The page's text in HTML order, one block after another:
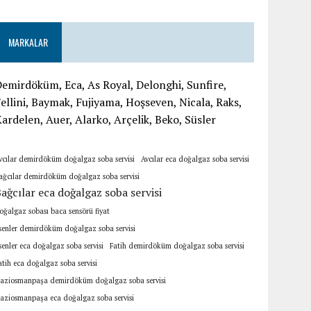
MARKALAR
Eca, As Royal, Delonghi, Sunfire,
Baymak, Fujiyama, Hoşseven, Nicala, Raks,
Auer, Alarko, Arçelik, Beko, Süsler
demirdöküm doğalgaz soba servisi
Avcılar eca doğalgaz soba servisi
demirdöküm doğalgaz soba servisi
eca doğalgaz soba servisi
sobası baca sensörü fiyat
demirdöküm doğalgaz soba servisi
eca doğalgaz soba servisi
Fatih demirdöküm doğalgaz soba servisi
eca doğalgaz soba servisi
demirdöküm doğalgaz soba servisi
eca doğalgaz soba servisi